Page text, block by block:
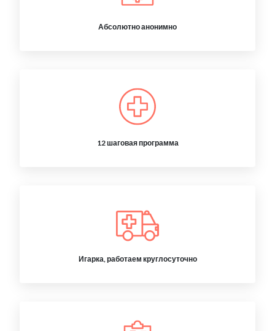
Абсолютно анонимно
12 шаговая программа
Игарка, работаем круглосуточно